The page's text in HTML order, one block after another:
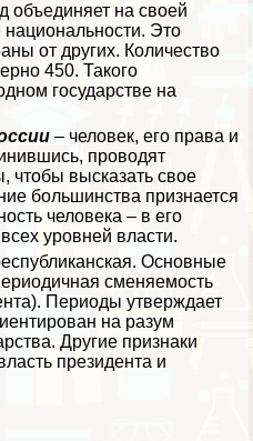
объединяет на своей
Это
от других. Количество
450. Такого
государстве на
– человек, его права и
проводят
высказать свое
большинства признается
человека – в его
уровней власти.
Основные
сменяемость
Периоды утверждает
на разум
Другие признаки
президента и